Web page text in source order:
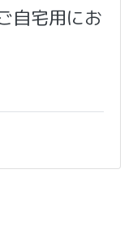
自宅用にお